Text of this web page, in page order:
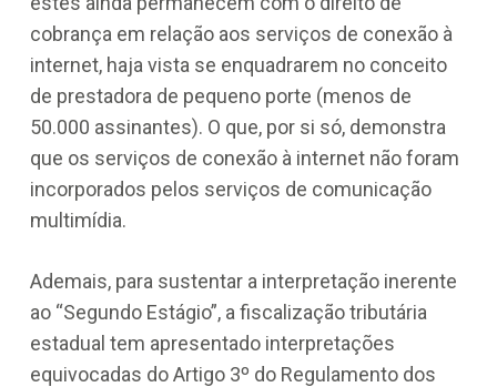
cobrança em relação aos serviços de conexão à
internet, haja vista se enquadrarem no conceito
de prestadora de pequeno porte (menos de
50.000 assinantes). O que, por si só, demonstra
que os serviços de conexão à internet não foram
incorporados pelos serviços de comunicação
multimídia.
Ademais, para sustentar a interpretação inerente
ao “Segundo Estágio”, a fiscalização tributária
estadual tem apresentado interpretações
equivocadas do Artigo 3º do Regulamento dos